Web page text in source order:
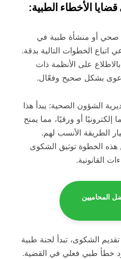
الأخطاء الطبية:
أو منشأة طبية في
اتباع الخطوات التالية بدقة.
على الأنظمة ذات
بشكل صحيح وفعّال.
الشؤون الصحية: يبدأ هذا
إلكترونيًا أو ورقيًا، مما يمنح
الطريقة الأنسب لهم.
هذه الخطوة توثيق الشكوى
القانونية.
المحاميين
تقديم الشكوى، تبدأ لجنة طبية
خطأ طبي فعلي في القضية.